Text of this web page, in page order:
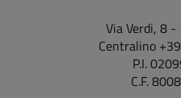
Via Verdi, 8
Centralino
P.I.
C.F.